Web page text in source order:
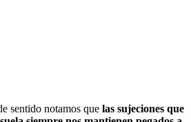
sentido notamos que las sujeciones que